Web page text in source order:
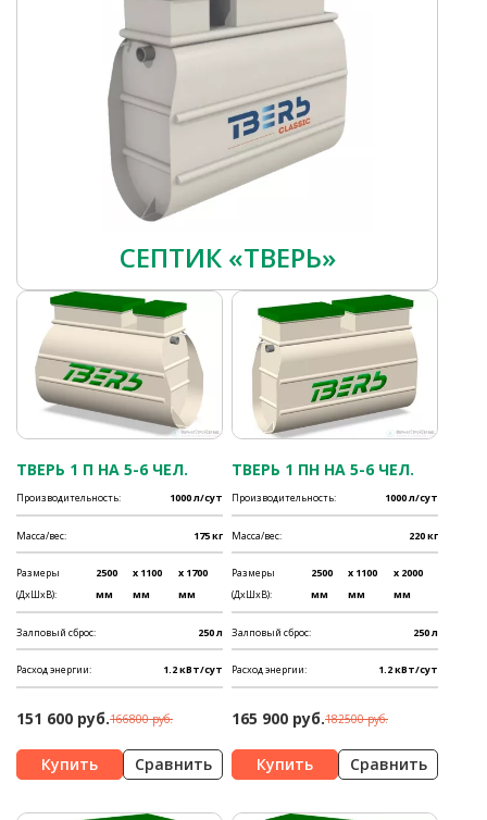
СЕПТИК «ТВЕРЬ»
ТВЕРЬ 1 П НА 5-6 ЧЕЛ.
Производительность: 1000 л/сут
Масса/вес: 175 кг
Размеры
(ДхШхВ):
2500
мм
x 1100
мм
x 1700
мм
Залповый сброс: 250 л
Расход энергии: 1.2 кВт/сут
151 600 руб.166800 руб.
Сравнить
ТВЕРЬ 1 ПН НА 5-6 ЧЕЛ.
Производительность: 1000 л/сут
Масса/вес: 220 кг
Размеры
(ДхШхВ):
2500
мм
x 1100
мм
x 2000
мм
Залповый сброс: 250 л
Расход энергии: 1.2 кВт/сут
165 900 руб.182500 руб.
Сравнить